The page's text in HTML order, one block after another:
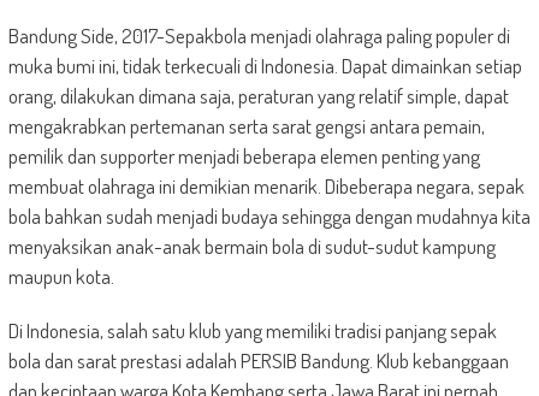
Bandung Side, 2017-Sepakbola menjadi olahraga paling populer di
muka bumi ini, tidak terkecuali di Indonesia. Dapat dimainkan setiap
orang, dilakukan dimana saja, peraturan yang relatif simple, dapat
mengakrabkan pertemanan serta sarat gengsi antara pemain,
pemilik dan supporter menjadi beberapa elemen penting yang
membuat olahraga ini demikian menarik. Dibeberapa negara, sepak
bola bahkan sudah menjadi budaya sehingga dengan mudahnya kita
menyaksikan anak-anak bermain bola di sudut-sudut kampung
maupun kota.
Di Indonesia, salah satu klub yang memiliki tradisi panjang sepak
bola dan sarat prestasi adalah PERSIB Bandung. Klub kebanggaan
dan kecintaan warga Kota Kembang serta Jawa Barat ini pernah